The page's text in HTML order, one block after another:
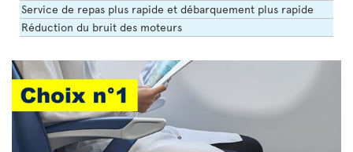
Service de repas plus rapide et débarquement plus rapide
Réduction du bruit des moteurs